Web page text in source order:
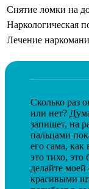
Снятие ломки на
Наркологическая
Лечение
Сколько раз
или нет?
запишет, на
пальцами
его сама,
это тихо, это
делайте
красивыми